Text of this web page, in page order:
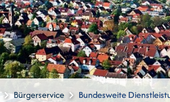
Bürgerservice Bundesweite